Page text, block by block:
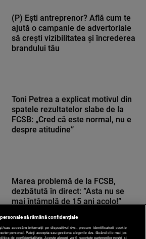
(P) Ești antreprenor? Află cum te
ajută o campanie de advertoriale
să crești vizibilitatea și încrederea
brandului tău
Toni Petrea a explicat motivul din
spatele rezultatelor slabe de la
FCSB: „Cred că este normal, nu e
despre atitudine”
Marea problemă de la FCSB,
dezbătută în direct: ”Asta nu se
mai întâmplă de 15 ani acolo!”
personale să rămână confidențiale
sau accesăm informații pe dispozitivul dvs., precum identificatorii cookie
personal. Puteți accepta sau gestiona alegerile dvs. făcând clic mai jos
de confidențialitate. Aceste alegeri vor fi raportate partenerilor noștri și